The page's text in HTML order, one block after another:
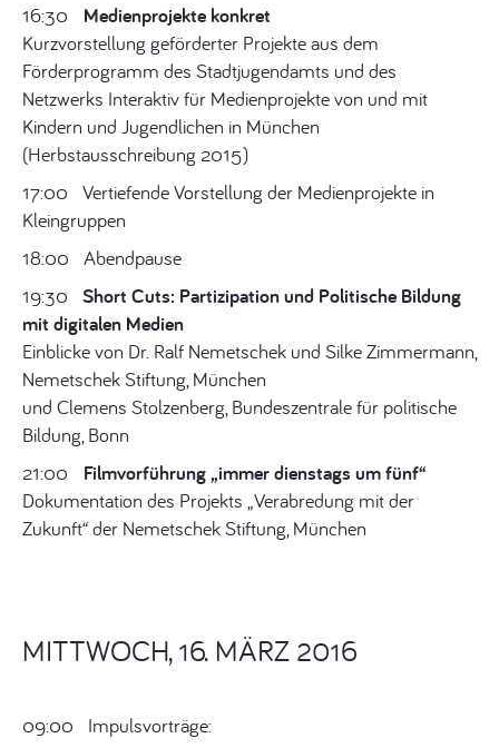
16:30
Medienprojekte konkret
Kurzvorstellung geförderter Projekte aus dem
Förderprogramm des Stadtjugendamts und des
Netzwerks Interaktiv für Medienprojekte von und mit
Kindern und Jugendlichen in München
(Herbstausschreibung 2015)
17:00 Vertiefende Vorstellung der Medienprojekte in
Kleingruppen
18:00 Abendpause
19:30 Short Cuts: Partizipation und Politische Bildung
mit digitalen Medien
Einblicke von Dr. Ralf Nemetschek und Silke Zimmermann,
Nemetschek Stiftung, München
und Clemens Stolzenberg, Bundeszentrale für politische
Bildung, Bonn
21:00 Filmvorführung „immer dienstags um fünf“
Dokumentation des Projekts „Verabredung mit der
Zukunft“ der Nemetschek Stiftung, München
MITTWOCH, 16. MÄRZ 2016
09:00 Impulsvorträge: